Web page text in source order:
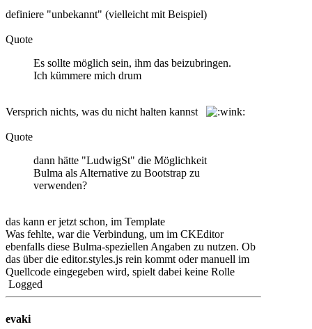
definiere "unbekannt" (vielleicht mit Beispiel)
Quote
Es sollte möglich sein, ihm das beizubringen.
Ich kümmere mich drum
Versprich nichts, was du nicht halten kannst
Quote
dann hätte "LudwigSt" die Möglichkeit
Bulma als Alternative zu Bootstrap zu
verwenden?
das kann er jetzt schon, im Template
Was fehlte, war die Verbindung, um im CKEditor
ebenfalls diese Bulma-speziellen Angaben zu nutzen. Ob
das über die editor.styles.js rein kommt oder manuell im
Quellcode eingegeben wird, spielt dabei keine Rolle
Logged
evaki